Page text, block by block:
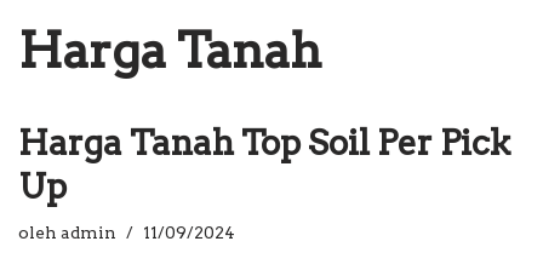
Harga Tanah
Harga Tanah Top Soil Per Pick
Up
oleh admin 11/09/2024